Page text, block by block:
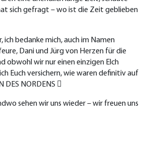
sich gefragt – wo ist die Zeit geblieben
ich bedanke mich, auch im Namen
Dani und Jürg von Herzen für die
obwohl wir nur einen einzigen Elch
Euch versichern, wie waren definitiv auf
DES NORDENS 
sehen wir uns wieder – wir freuen uns